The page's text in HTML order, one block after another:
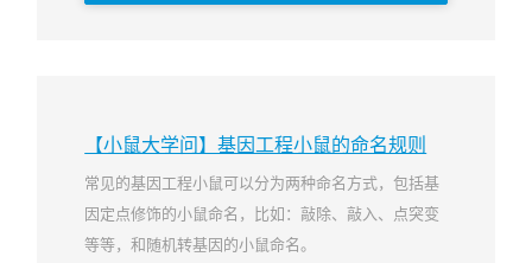
【小鼠大学问】基因工程小鼠的命名规则
常见的基因工程小鼠可以分为两种命名方式，包括基
因定点修饰的小鼠命名，比如：敲除、敲入、点突变
等等，和随机转基因的小鼠命名。